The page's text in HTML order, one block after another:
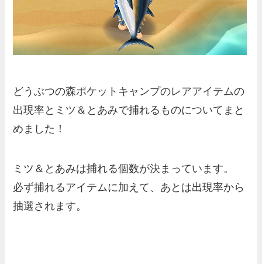
どうぶつの森ポケットキャンプのレアアイテムの
出現率とミツ＆とあみで捕れるものについてまと
めました！
ミツ＆とあみは捕れる個数が決まっています。
必ず捕れるアイテムに加えて、あとは出現率から
抽選されます。